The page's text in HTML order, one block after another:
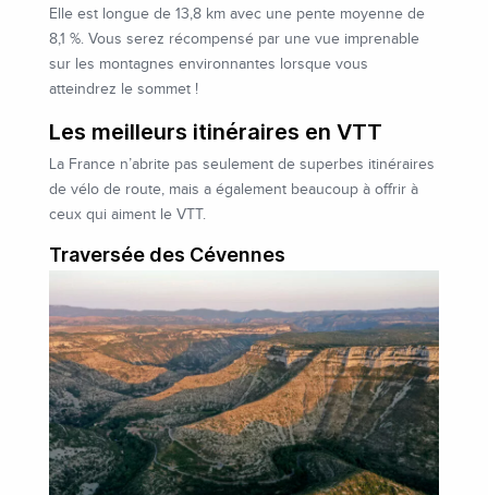
Elle est longue de 13,8 km avec une pente moyenne de
8,1 %. Vous serez récompensé par une vue imprenable
sur les montagnes environnantes lorsque vous
atteindrez le sommet !
Les meilleurs itinéraires en VTT
La France n’abrite pas seulement de superbes itinéraires
de vélo de route, mais a également beaucoup à offrir à
ceux qui aiment le VTT.
Traversée des Cévennes